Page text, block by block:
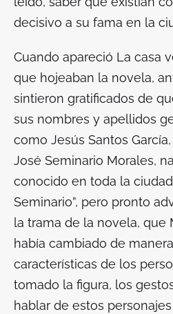
decisivo a su fama en la
Cuando apareció La casa
que hojeaban la novela,
sintieron gratificados de
sus nombres y apellidos
como Jesús Santos
José Seminario Morales,
conocido en toda la
Seminario”, pero pronto
la trama de la novela, que
había cambiado de
características de los
tomado la figura, los
hablar de estos